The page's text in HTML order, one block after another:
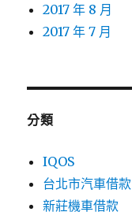
2017 年 8 月
2017 年 7 月
分類
IQOS
台北市汽車借款
新莊機車借款